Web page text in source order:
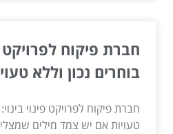
חברת פיקוח לפרויקט
בוחרים נכון וללא
חברת פיקוח לפרויקט פינוי
טעויות אם יש צמד מילים